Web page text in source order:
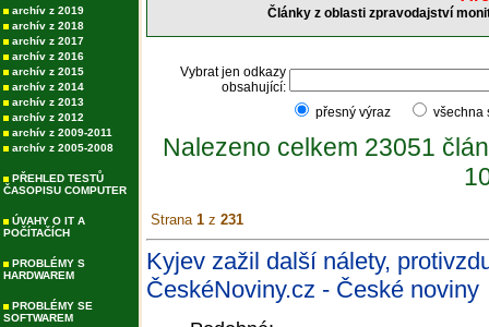
archív z 2019
archív z 2018
archív z 2017
archív z 2016
archív z 2015
archív z 2014
archív z 2013
archív z 2012
archív z 2009-2011
archív z 2005-2008
PŘEHLED TESTŮ
ČASOPISU COMPUTER
ÚVAHY O IT A
POČÍTAČÍCH
PROBLÉMY S
HARDWAREM
PROBLÉMY SE
SOFTWAREM
Články z oblasti zpravodajství
Vybrat jen odkazy
obsahující:
přesný výraz
Nalezeno celkem 23051
Strana 1 z 231
Kyjev zažil další nálety,
ČeskéNoviny.cz - České noviny